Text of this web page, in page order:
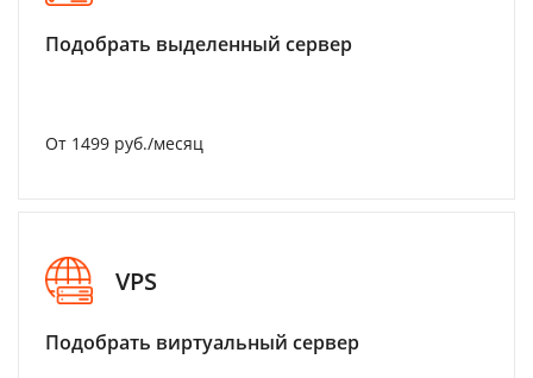
Подобрать выделенный сервер
От 1499 руб./месяц
VPS
Подобрать виртуальный сервер